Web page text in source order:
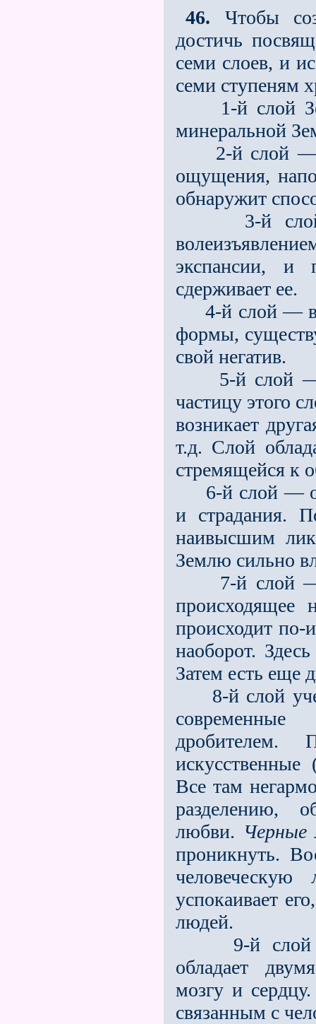
46. Чтобы
достичь
семи слоев, и
семи ступеням
1-й слой
минеральной
2-й слой —
ощущения,
обнаружит
3-й слой —
экспансии, и
сдерживает ее.
4-й слой —
формы,
свой негатив.
5-й слой —
частицу этого
возникает
т.д. Слой
стремящейся к
6-й слой —
и страдания.
наивысшим
Землю сильно
7-й слой —
происходящее
происходит по-
наоборот.
Затем есть еще
8-й слой
дробителем.
Все там
разделению,
любви. Черные
проникнуть.
человеческую
успокаивает
людей.
9-й слой —
обладает
мозгу и
связанным с